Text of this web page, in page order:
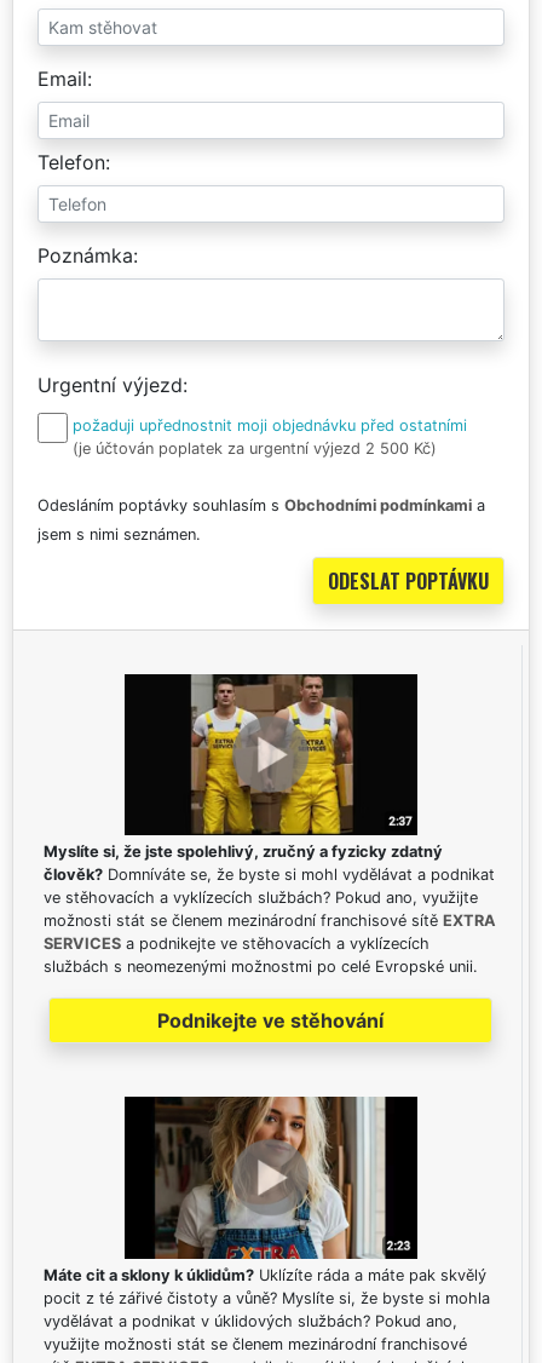
Email
Telefon
Poznámka
Urgentní výjezd
požaduji upřednostnit moji objednávku před ostatními
(je účtován poplatek za urgentní výjezd 2 500 Kč)
Odesláním poptávky souhlasím s Obchodními podmínkami a
jsem s nimi seznámen.
Myslíte si, že jste spolehlivý, zručný a fyzicky zdatný
člověk? Domníváte se, že byste si mohl vydělávat a podnikat
ve stěhovacích a vyklízecích službách? Pokud ano, využijte
možnosti stát se členem mezinárodní franchisové sítě EXTRA
SERVICES a podnikejte ve stěhovacích a vyklízecích
službách s neomezenými možnostmi po celé Evropské unii.
Podnikejte ve stěhování
Máte cit a sklony k úklidům? Uklízíte ráda a máte pak skvělý
pocit z té zářivé čistoty a vůně? Myslíte si, že byste si mohla
vydělávat a podnikat v úklidových službách? Pokud ano,
využijte možnosti stát se členem mezinárodní franchisové